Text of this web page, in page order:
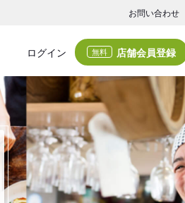
お問い合わせ
ログイン 無料 店舗会員登録